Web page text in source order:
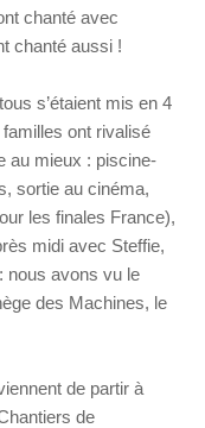
chanté avec
chanté aussi !
s’étaient mis en 4
ont rivalisé
au mieux : piscine-
sortie au cinéma,
les finales France),
midi avec Steffie,
nous avons vu le
des Machines, le
de partir à
de